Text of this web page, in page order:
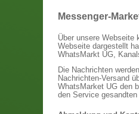
Messenger-
Über unsere Webseite
Webseite dargestellt
WhatsMarkt UG,
Die Nachrichten
Nachrichten-Versand
WhatsMarket UG den
den Service